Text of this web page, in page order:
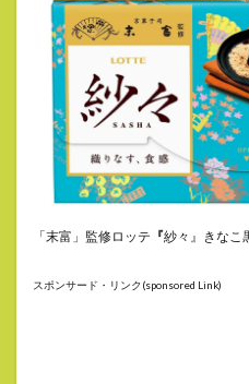
「末富」監修ロッテ 『紗々』きなこ
スポンサード・リンク(sponsored Link)